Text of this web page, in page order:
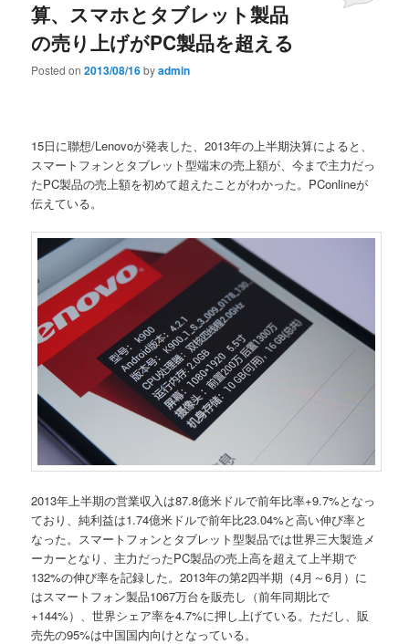
算、スマホとタブレット製品
の売り上げがPC製品を超える
Posted on2013/08/16byadmin
15日に聯想/Lenovoが発表した、2013年の上半期決算によると、
スマートフォンとタブレット型端末の売上額が、今まで主力だっ
たPC製品の売上額を初めて超えたことがわかった。PConlineが
伝えている。
2013年上半期の営業収入は87.8億米ドルで前年比率+9.7%となっ
ており、純利益は1.74億米ドルで前年比23.04%と高い伸び率と
なった。スマートフォンとタブレット型製品では世界三大製造メ
ーカーとなり、主力だったPC製品の売上高を超えて上半期で
132%の伸び率を記録した。2013年の第2四半期（4月～6月）に
はスマートフォン製品1067万台を販売し（前年同期比で
+144%）、世界シェア率を4.7%に押し上げている。ただし、販
売先の95%は中国国内向けとなっている。